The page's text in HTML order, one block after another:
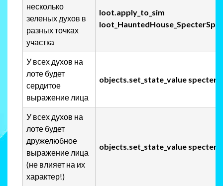
несколько
зеленых духов в
разных точках
участка
loot.apply_to_sim
У всех духов на
лоте будет
сердитое
выражение лица
objects.set_state_value
У всех духов на
лоте будет
дружелюбное
выражение лица
(не влияет на их
характер!)
objects.set_state_value